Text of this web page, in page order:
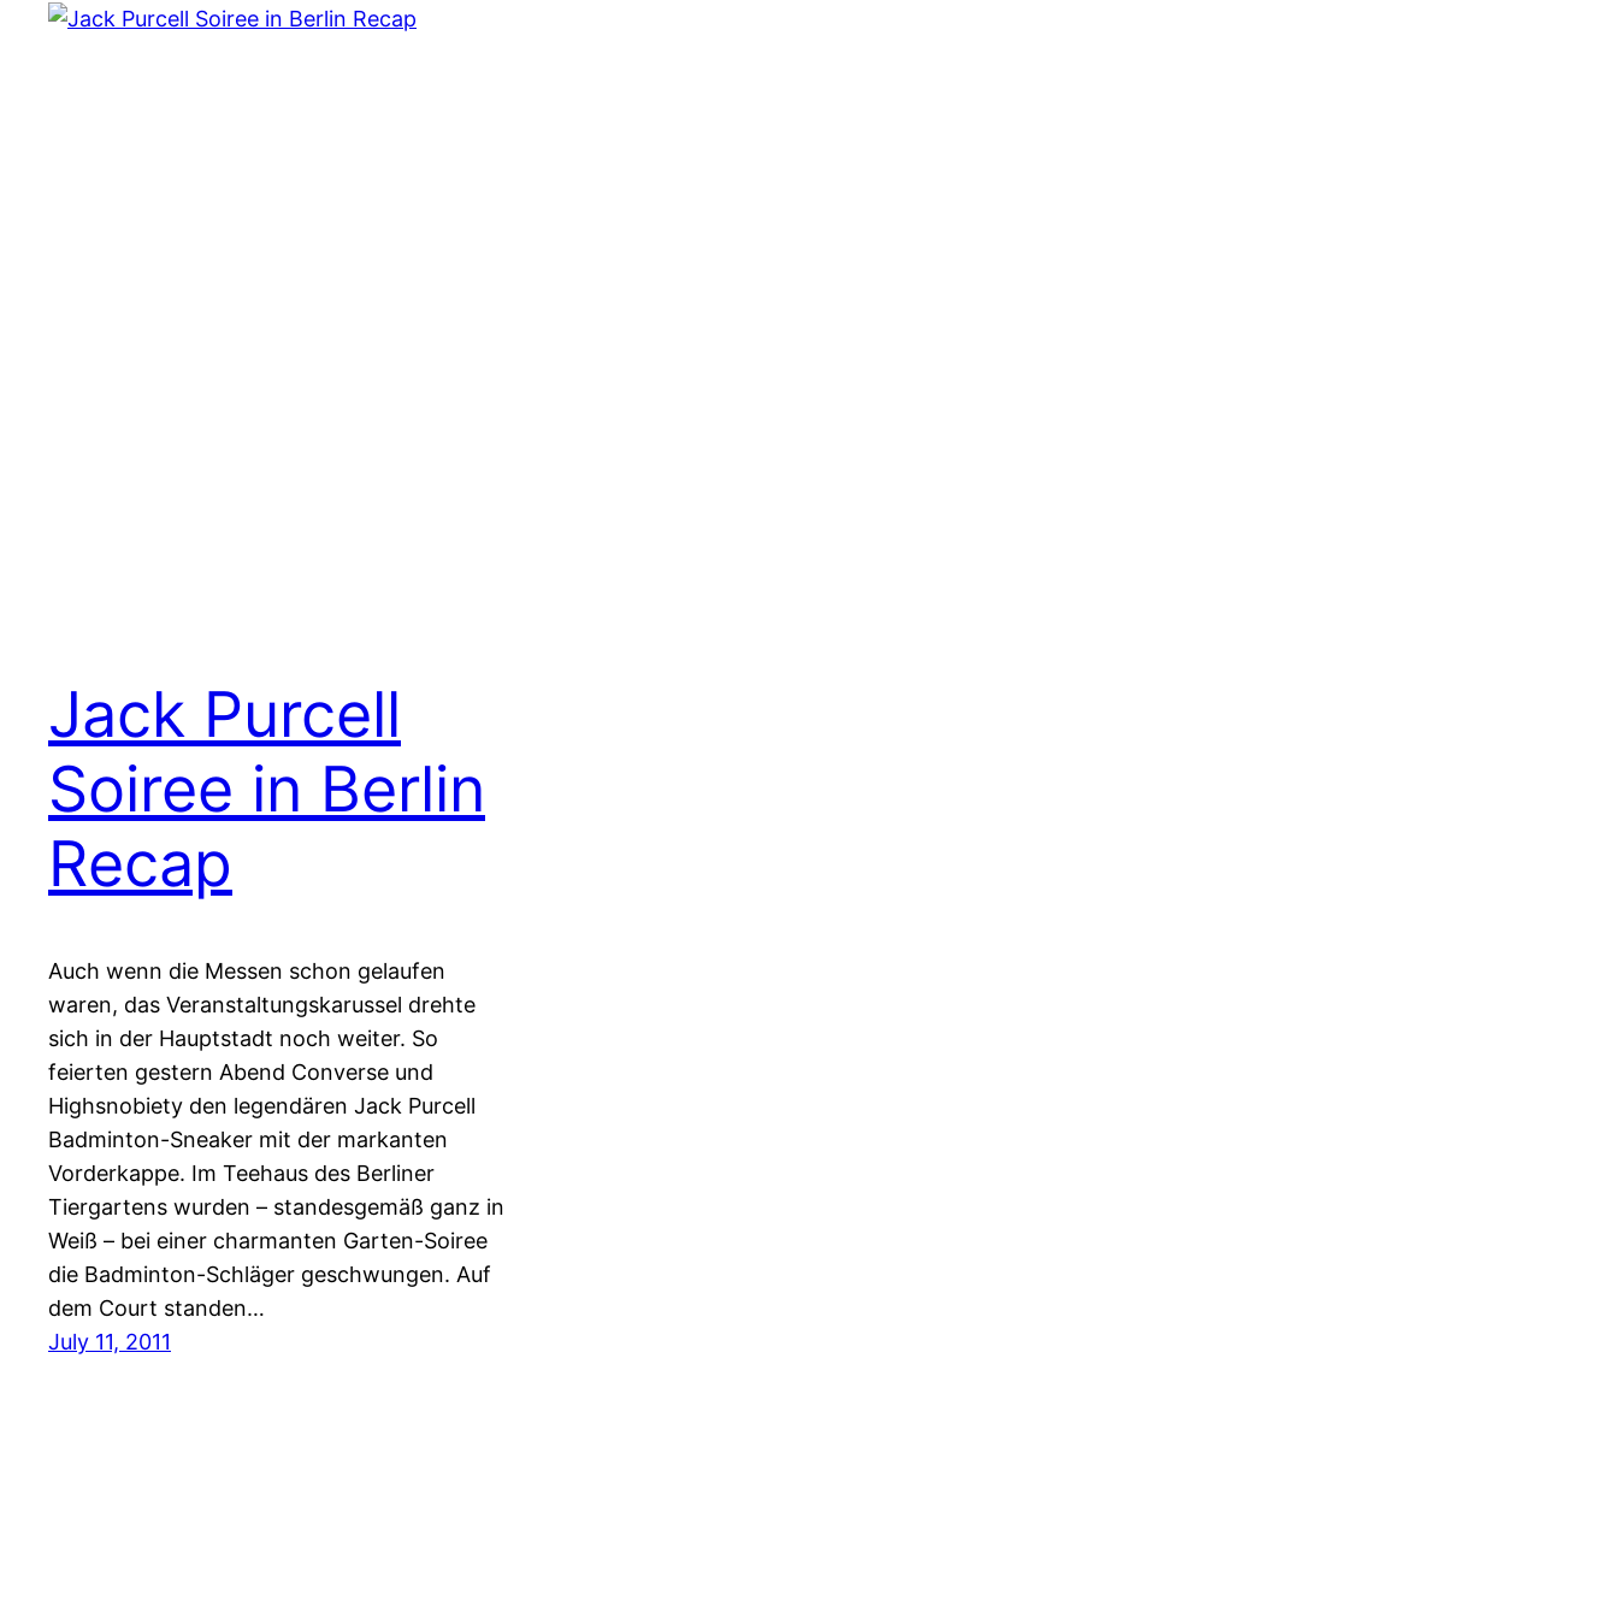
Jack Purcell
Soiree in Berlin
Recap
Auch wenn die Messen schon gelaufen
waren, das Veranstaltungskarussel drehte
sich in der Hauptstadt noch weiter. So
feierten gestern Abend Converse und
Highsnobiety den legendären Jack Purcell
Badminton-Sneaker mit der markanten
Vorderkappe. Im Teehaus des Berliner
Tiergartens wurden – standesgemäß ganz in
Weiß – bei einer charmanten Garten-Soiree
die Badminton-Schläger geschwungen. Auf
dem Court standen…
July 11, 2011